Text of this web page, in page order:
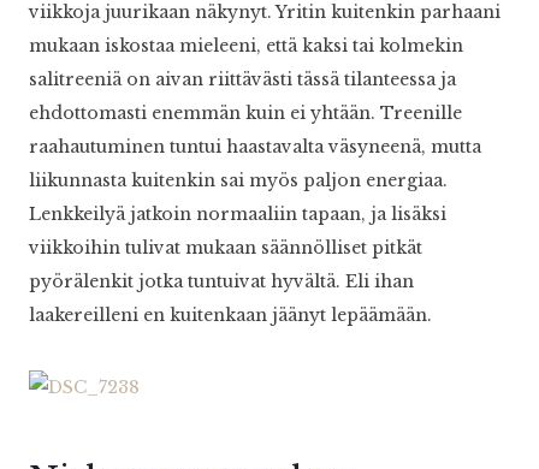
viikkoja juurikaan näkynyt. Yritin kuitenkin parhaani
mukaan iskostaa mieleeni, että kaksi tai kolmekin
salitreeniä on aivan riittävästi tässä tilanteessa ja
ehdottomasti enemmän kuin ei yhtään. Treenille
raahautuminen tuntui haastavalta väsyneenä, mutta
liikunnasta kuitenkin sai myös paljon energiaa.
Lenkkeilyä jatkoin normaaliin tapaan, ja lisäksi
viikkoihin tulivat mukaan säännölliset pitkät
pyörälenkit jotka tuntuivat hyvältä. Eli ihan
laakereilleni en kuitenkaan jäänyt lepäämään.